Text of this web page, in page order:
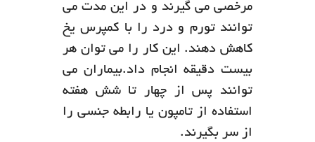
مرخصی می گیرند و در این مدت می
توانند تورم و درد را با کمپرس یخ
کاهش دهند. این کار را می توان هر
بیست دقیقه انجام داد.بیماران می
توانند پس از چهار تا شش هفته
استفاده از تامپون یا رابطه جنسی را
از سر بگیرند.